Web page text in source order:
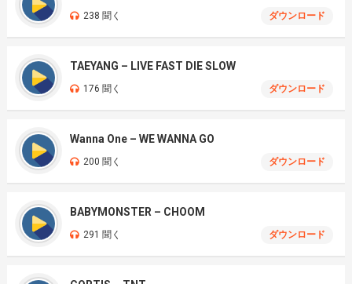
238 聞く ダウンロード
TAEYANG – LIVE FAST DIE SLOW
176 聞く ダウンロード
Wanna One – WE WANNA GO
200 聞く ダウンロード
BABYMONSTER – CHOOM
291 聞く ダウンロード